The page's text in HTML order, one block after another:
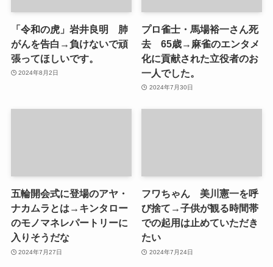
「令和の虎」岩井良明 肺
がんを告白→負けないで頑
張ってほしいです。
2024年8月2日
プロ雀士・馬場裕一さん死
去 65歳→麻雀のエンタメ
化に貢献された立役者のお
一人でした。
2024年7月30日
五輪開会式に登場のアヤ・
ナカムラとは→キンタロー
のモノマネレパートリーに
入りそうだな
2024年7月27日
フワちゃん 美川憲一を呼
び捨て→子供が観る時間帯
での起用は止めていただき
たい
2024年7月24日